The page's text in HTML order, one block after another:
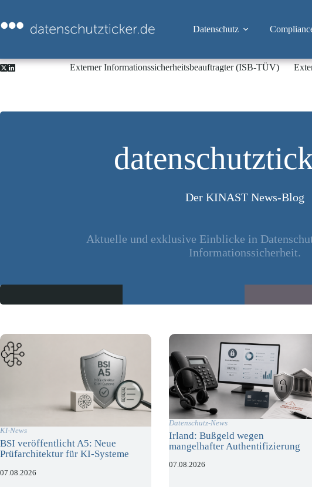
springen
Datenschutz
Externer Informationssicherheitsbeauftragter (ISB-TÜV)
Der KINAST News-Blog
Aktuelle und exklusive Einblicke in
Informationssicherheit.
KI-News
BSI veröffentlicht A5: Neue
Prüfarchitektur für KI-Systeme
07.08.2026
Datenschutz-News
Irland: Bußgeld wegen
mangelhafter Authentifizierung
07.08.2026